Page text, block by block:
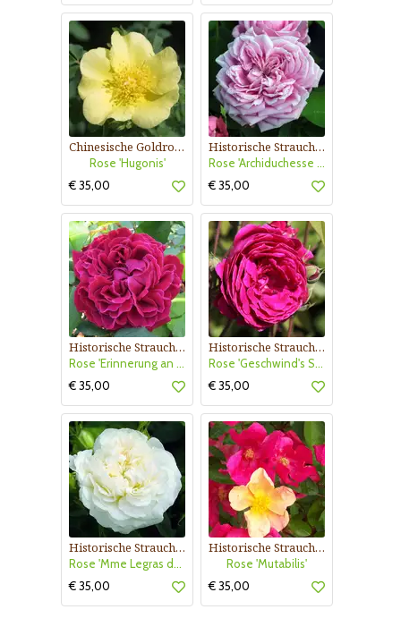
Chinesische Goldrose
Rose 'Hugonis'
€ 35,00
Historische Strauchrose
Rose 'Archiduchesse Elisabeth d'Autriche'
€ 35,00
Historische Strauchrose
Rose 'Erinnerung an Schloß Scharfenstein'
€ 35,00
Historische Strauchrose
Rose 'Geschwind's Schönste'
€ 35,00
Historische Strauchrose
Rose 'Mme Legras de St. Germain'
€ 35,00
Historische Strauchrose
Rose 'Mutabilis'
€ 35,00